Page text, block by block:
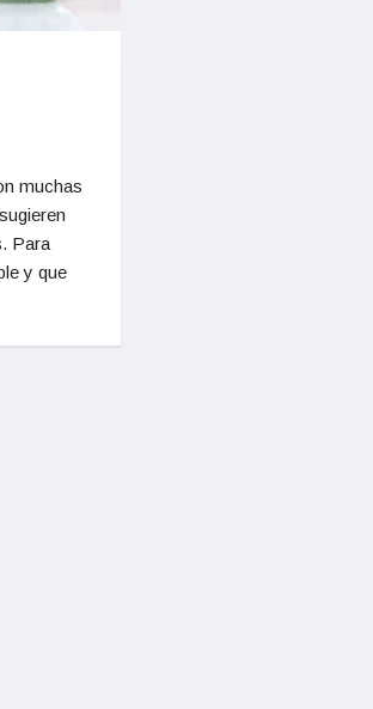
muchas
Para
y que